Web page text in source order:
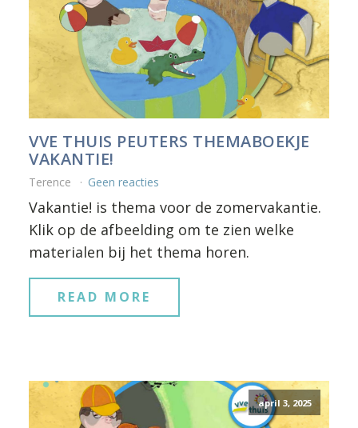
VVE THUIS PEUTERS THEMABOEKJE
VAKANTIE!
Terence Geen reacties
Vakantie! is thema voor de zomervakantie.
Klik op de afbeelding om te zien welke
materialen bij het thema horen.
READ MORE
april 3, 2025